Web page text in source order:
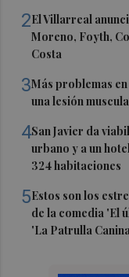
2El Villarreal
Moreno, Foyth,
Costa
3Más problemas
una lesión
4San Javier da
urbano y a un
324 habitaciones
5Estos son los
de la comedia 'El
'La Patrulla